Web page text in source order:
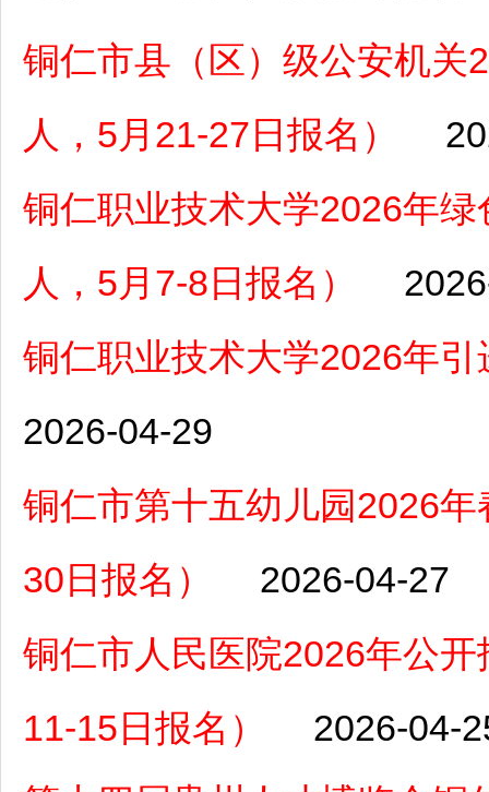
铜仁市县（区）级公安机关
人，5月21-27日报名）
铜仁职业技术大学2026年
人，5月7-8日报名）
铜仁职业技术大学2026年
2026-04-29
铜仁市第十五幼儿园2026
30日报名）
2026-04-27
铜仁市人民医院2026年公
11-15日报名）
2026-04-